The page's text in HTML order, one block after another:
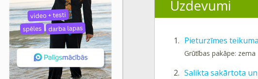
Uzdevumi
1. Pieturzīmes
Grūtības pakāpe: zema
2. Salikta sakārtota